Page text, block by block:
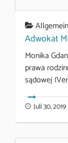
Allgemein
Adwokat
Monika
prawa
sądowej
Juli 30, 2019